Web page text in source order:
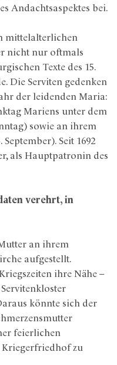
Andachtsaspektes bei.
mittelalterlichen
nicht nur oftmals
Texte des 15.
Die Serviten gedenken
der leidenden Maria:
Mariens unter dem
sowie an ihrem
September). Seit 1692
als Hauptpatronin des
verehrt, in
an ihrem
aufgestellt.
ihre Nähe –
könnte sich der
feierlichen
Kriegerfriedhof zu